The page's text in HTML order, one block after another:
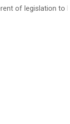
of legislation to